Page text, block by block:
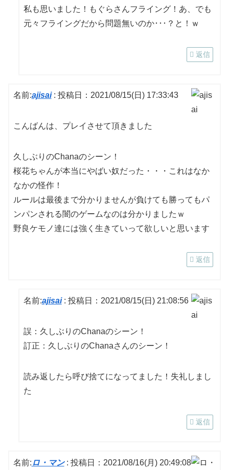
私も思いました！もぐらさんフライング！あ、でも
元々フライングだから問題無いのか･･･？と！ｗ
返信
名前:ajisai: 投稿日：2021/08/15(日) 17:33:43
こんばんは、プレイさせて頂きました
久しぶりのChanaのシーン！
桜花ちゃんが本当にやばい奴だった・・・これはなか
なかの怪作！
ルールは最後まで分かりませんが負けても勝ってもパ
ンパンされる闇のゲームなのは分かりましたｗ
野良ケモノ達には強く生きていって欲しいと思います
返信
名前:ajisai: 投稿日：2021/08/15(日) 21:08:56
誤：久しぶりのChanaのシーン！
訂正：久しぶりのChanaさんのシーン！
読み返したら呼び捨てになってました！失礼しまし
た
返信
名前: ロ・マン: 投稿日：2021/08/16(月) 20:49:08